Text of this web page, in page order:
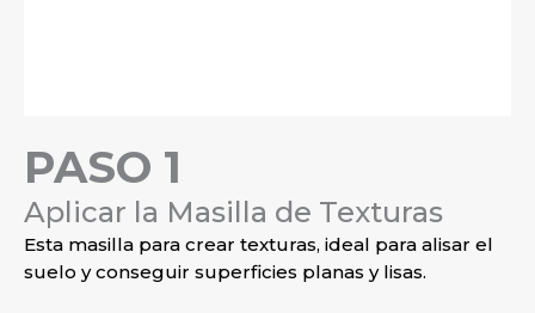
PASO 1
Aplicar la Masilla de Texturas
Esta masilla para crear texturas, ideal para alisar el
suelo y conseguir superficies planas y lisas.